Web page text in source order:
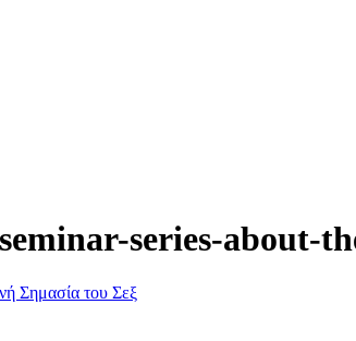
series-about-